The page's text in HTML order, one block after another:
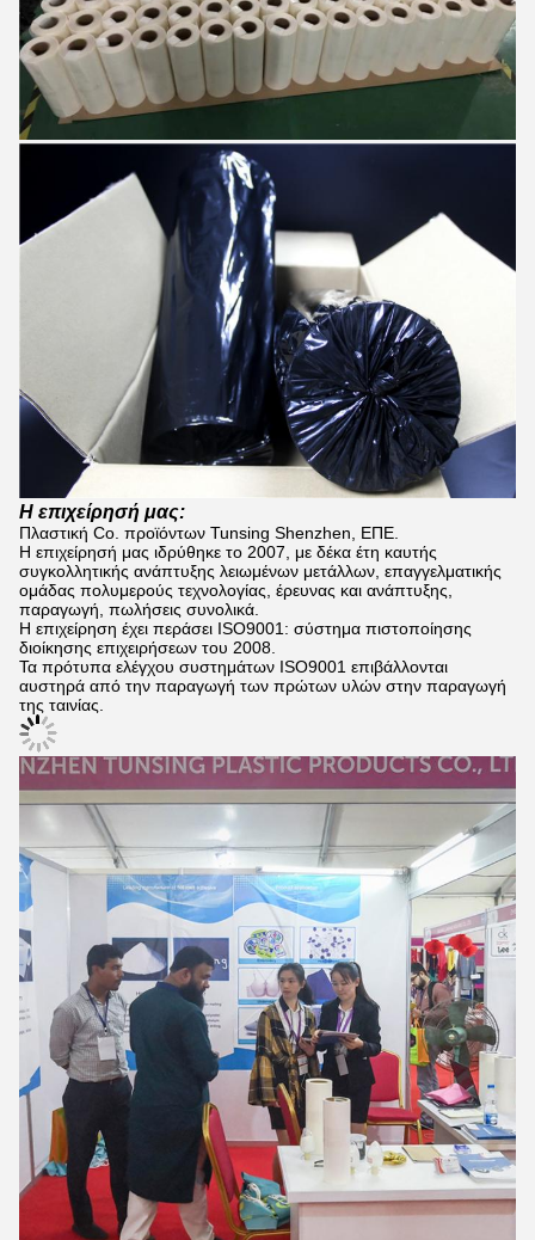
Η επιχείρησή μας:
Πλαστική Co. προϊόντων Tunsing Shenzhen, ΕΠΕ.
Η επιχείρησή μας ιδρύθηκε το 2007, με δέκα έτη καυτής
συγκολλητικής ανάπτυξης λειωμένων μετάλλων, επαγγελματικής
ομάδας πολυμερούς τεχνολογίας, έρευνας και ανάπτυξης,
παραγωγή, πωλήσεις συνολικά.
Η επιχείρηση έχει περάσει ISO9001: σύστημα πιστοποίησης
διοίκησης επιχειρήσεων του 2008.
Τα πρότυπα ελέγχου συστημάτων ISO9001 επιβάλλονται
αυστηρά από την παραγωγή των πρώτων υλών στην παραγωγή
της ταινίας.